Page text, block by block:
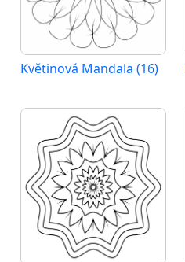
Květinová Mandala (16)